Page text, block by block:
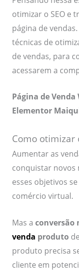
otimizar o SEO e
página de
técnicas de
de vendas, para
acessarem a
Página de
Elementor
Como otimizar
Aumentar as
conquistar
esses objetivos
comércio virtual.
Mas a conversão
venda produto
produto precisa
cliente em